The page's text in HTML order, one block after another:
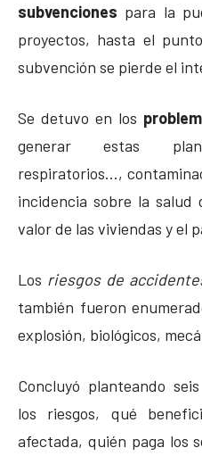
subvenciones para la
proyectos, hasta el
subvención se pierde el
Se detuvo en los
generar estas
respiratorios…,
incidencia sobre la salud
valor de las viviendas y el
Los riesgos de
también fueron
explosión, biológicos,
Concluyó planteando
los riesgos, qué
afectada, quién paga los